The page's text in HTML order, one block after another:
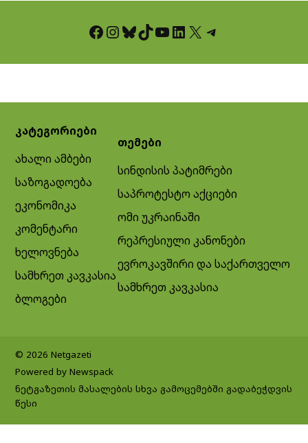
Facebook InstagramBluesky TikTok YouTube LinkedIn X Telegram
კატეგორიები
ახალი ამბები
საზოგადოება
ეკონომიკა
კომენტარი
ხელოვნება
სამხრეთ კავკასია
ბლოგები
თემები
სინდისის პატიმრები
საპროტესტო აქციები
ომი უკრაინაში
რეპრესიული კანონები
ევროკავშირი და საქართველო
სამხრეთ კავკასია
© 2026 Netgazeti
Powered by Newspack
ნეტგაზეთის მასალების სხვა გამოცემებში გადაბეჭდვის
წესი